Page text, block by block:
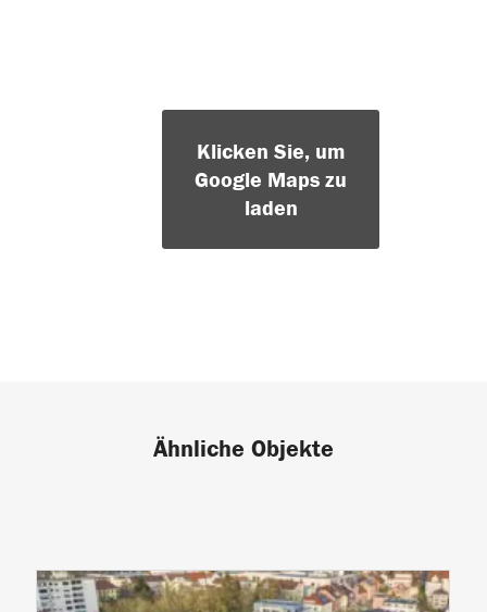
Klicken Sie, um
Google Maps zu
laden
Ähnliche Objekte